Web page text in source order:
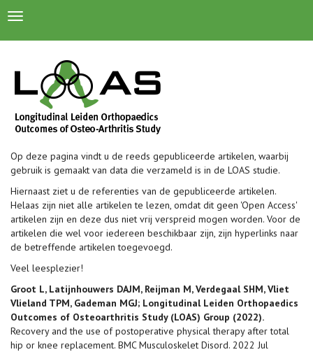
Toggle
Op deze pagina vindt u de reeds gepubliceerde artikelen, waarbij
gebruik is gemaakt van data die verzameld is in de LOAS studie.
Hiernaast ziet u de referenties van de gepubliceerde artikelen.
Helaas zijn niet alle artikelen te lezen, omdat dit geen 'Open Access'
artikelen zijn en deze dus niet vrij verspreid mogen worden. Voor de
artikelen die wel voor iedereen beschikbaar zijn, zijn hyperlinks naar
de betreffende artikelen toegevoegd.
Veel leesplezier!
Groot L, Latijnhouwers DAJM, Reijman M, Verdegaal SHM, Vliet
Vlieland TPM, Gademan MGJ; Longitudinal Leiden Orthopaedics
Outcomes of Osteoarthritis Study (LOAS) Group (2022).
Recovery and the use of postoperative physical therapy after total
hip or knee replacement. BMC Musculoskelet Disord. 2022 Jul